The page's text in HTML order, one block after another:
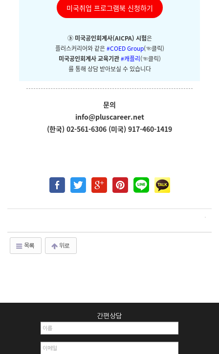
미국취업 프로그램북 신청하기
③ 미국공인회계사(AICPA) 시험은
플러스커리어와 같은#COED Group(☜클릭)
미국공인회계사 교육기관#캐플리(☜클릭)
를 통해 상담 받아보실 수 있습니다
문의
info@pluscareer.net
(한국) 02-561-6306 (미국) 917-460-1419
목록 위로
간편상담